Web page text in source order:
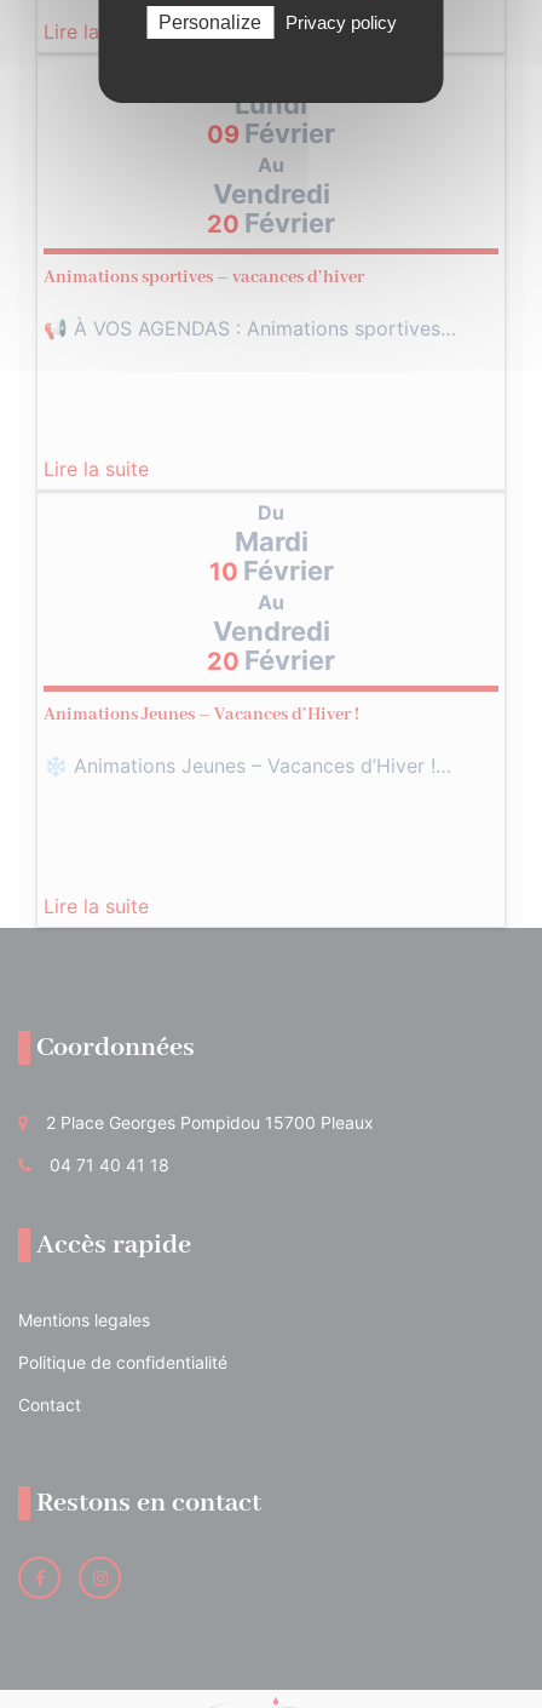
Lire la suite
Lundi
09 Février
Au
Vendredi
20 Février
Animations sportives – vacances d’hiver
📢 À VOS AGENDAS : Animations sportives…
Lire la suite
Du
Mardi
10 Février
Au
Vendredi
20 Février
Animations Jeunes – Vacances d’Hiver !
❄️ Animations Jeunes – Vacances d’Hiver !…
Lire la suite
Coordonnées
2 Place Georges Pompidou 15700 Pleaux
04 71 40 41 18
Accès rapide
Mentions legales
Politique de confidentialité
Contact
Restons en contact
Personalize Privacy policy